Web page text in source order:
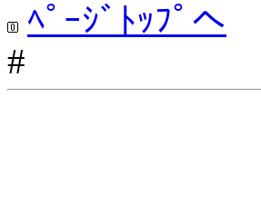
ﾍﾟｰｼﾞﾄｯﾌﾟへ
#